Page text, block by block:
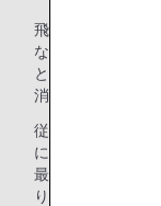
飛行機を利用し
などの大消費地
とによって、農
消費者に届けるこ
従来の流通の場
におおよそ３〜
最重要視する流
り、空輸、地上